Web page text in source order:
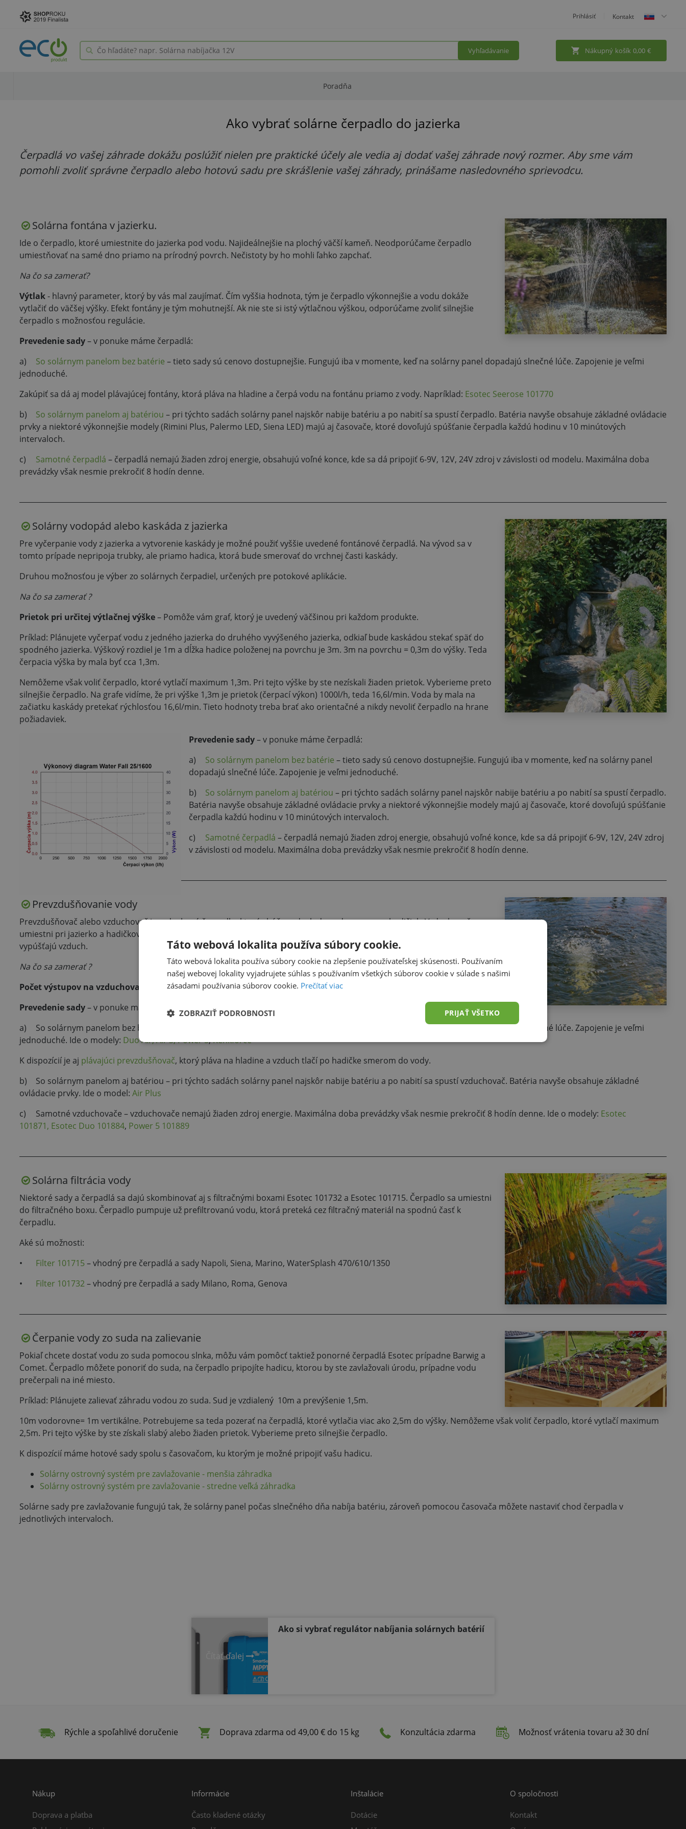
Prihlásiť Kontakt
Vyhľadávanie Nákupný košík 0,00 €
Poradňa
Ako vybrať solárne čerpadlo do jazierka
Čerpadlá vo vašej záhrade dokážu poslúžiť nielen pre praktické účely ale vedia aj dodať vašej záhrade nový rozmer. Aby sme vám
pomohli zvoliť správne čerpadlo alebo hotovú sadu pre skrášlenie vašej záhrady, prinášame nasledovného sprievodcu.
Solárna fontána v jazierku.
Ide o čerpadlo, ktoré umiestnite do jazierka pod vodu. Najideálnejšie na plochý väčší kameň. Neodporúčame čerpadlo
umiestňovať na samé dno priamo na prírodný povrch. Nečistoty by ho mohli ľahko zapchať.
Na čo sa zamerať?
Výtlak- hlavný parameter, ktorý by vás mal zaujímať. Čím vyššia hodnota, tým je čerpadlo výkonnejšie a vodu dokáže
vytlačiť do väčšej výšky. Efekt fontány je tým mohutnejší. Ak nie ste si istý výtlačnou výškou, odporúčame zvoliť silnejšie
čerpadlo s možnosťou regulácie.
Prevedenie sady– v ponuke máme čerpadlá:
a)
So solárnym panelom bez batérie – tieto sady sú cenovo dostupnejšie. Fungujú iba v momente, keď na solárny panel dopadajú slnečné lúče. Zapojenie je veľmi
jednoduché.
Zakúpiť sa dá aj model plávajúcej fontány, ktorá pláva na hladine a čerpá vodu na fontánu priamo z vody. Napríklad: Esotec Seerose 101770
b)
So solárnym panelom aj batériou – pri týchto sadách solárny panel najskôr nabije batériu a po nabití sa spustí čerpadlo. Batéria navyše obsahuje základné ovládacie
prvky a niektoré výkonnejšie modely (Rimini Plus, Palermo LED, Siena LED) majú aj časovače, ktoré dovoľujú spúšťanie čerpadla každú hodinu v 10 minútových
intervaloch.
c)
Samotné čerpadlá – čerpadlá nemajú žiaden zdroj energie, obsahujú voľné konce, kde sa dá pripojiť 6-9V, 12V, 24V zdroj v závislosti od modelu. Maximálna doba
prevádzky však nesmie prekročiť 8 hodín denne.
Solárny vodopád alebo kaskáda z jazierka
Pre vyčerpanie vody z jazierka a vytvorenie kaskády je možné použiť vyššie uvedené fontánové čerpadlá. Na vývod sa v
tomto prípade nepripoja trubky, ale priamo hadica, ktorá bude smerovať do vrchnej časti kaskády.
Druhou možnosťou je výber zo solárnych čerpadiel, určených pre potokové aplikácie.
Na čo sa zamerať ?
Prietok pri určitej výtlačnej výške– Pomôže vám graf, ktorý je uvedený väčšinou pri každom produkte.
Príklad: Plánujete vyčerpať vodu z jedného jazierka do druhého vyvýšeného jazierka, odkiaľ bude kaskádou stekať späť do
spodného jazierka. Výškový rozdiel je 1m a dĺžka hadice položenej na povrchu je 3m. 3m na povrchu = 0,3m do výšky. Teda
čerpacia výška by mala byť cca 1,3m.
Nemôžeme však voliť čerpadlo, ktoré vytlačí maximum 1,3m. Pri tejto výške by ste nezískali žiaden prietok. Vyberieme preto
silnejšie čerpadlo. Na grafe vidíme, že pri výške 1,3m je prietok (čerpací výkon) 1000l/h, teda 16,6l/min. Voda by mala na
začiatku kaskády pretekať rýchlosťou 16,6l/min. Tieto hodnoty treba brať ako orientačné a nikdy nevoliť čerpadlo na hrane
požiadaviek.
Prevedenie sady– v ponuke máme čerpadlá:
a)
So solárnym panelom bez batérie – tieto sady sú cenovo dostupnejšie. Fungujú iba v momente, keď na solárny panel
dopadajú slnečné lúče. Zapojenie je veľmi jednoduché.
b)
So solárnym panelom aj batériou – pri týchto sadách solárny panel najskôr nabije batériu a po nabití sa spustí čerpadlo.
Batéria navyše obsahuje základné ovládacie prvky a niektoré výkonnejšie modely majú aj časovače, ktoré dovoľujú spúšťanie
čerpadla každú hodinu v 10 minútových intervaloch.
c)
Samotné čerpadlá – čerpadlá nemajú žiaden zdroj energie, obsahujú voľné konce, kde sa dá pripojiť 6-9V, 12V, 24V zdroj
v závislosti od modelu. Maximálna doba prevádzky však nesmie prekročiť 8 hodín denne.
Prevzdušňovanie vody
Prevzdušňovač alebo vzduchovač je vzduchové čerpadlo, ktoré vháňa vzduch do vody pomocou hadičiek. Vzduchovač sa
umiestni pri jazierko a hadičkové vývody sa umiestnia do jazierka pod vodu. Hadičkové vývody sú ukončené chrličmi, ktoré
vypúšťajú vzduch.
Na čo sa zamerať ?
Počet výstupov na vzduchovači
– čím viac výstupov, tým väčší rozsah jazierka sa dá pokryť okysličovaním
Prevedenie sady– v ponuke máme vzduchovače:
a)
So solárnym panelom bez batérie – tieto sady sú cenovo dostupnejšie. Fungujú iba v momente, keď na solárny panel dopadajú slnečné lúče. Zapojenie je veľmi
jednoduché. Ide o modely: Duo Air,Air S,Power 5,Renkforce
K dispozícií je aj plávajúci prevzdušňovač, ktorý pláva na hladine a vzduch tlačí po hadičke smerom do vody.
b)
So solárnym panelom aj batériou – pri týchto sadách solárny panel najskôr nabije batériu a po nabití sa spustí vzduchovač. Batéria navyše obsahuje základné
ovládacie prvky. Ide o model: Air Plus
c)
Samotné vzduchovače – vzduchovače nemajú žiaden zdroj energie. Maximálna doba prevádzky však nesmie prekročiť 8 hodín denne. Ide o modely: Esotec
101871, Esotec Duo 101884, Power 5 101889
Solárna filtrácia vody
Niektoré sady a čerpadlá sa dajú skombinovať aj s filtračnými boxami Esotec 101732 a Esotec 101715. Čerpadlo sa umiestni
do filtračného boxu. Čerpadlo pumpuje už prefiltrovanú vodu, ktorá preteká cez filtračný materiál na spodnú časť k
čerpadlu.
Aké sú možnosti:
•
Filter 101715 – vhodný pre čerpadlá a sady Napoli, Siena, Marino, WaterSplash 470/610/1350
•
Filter 101732– vhodný pre čerpadlá a sady Milano, Roma, Genova
Čerpanie vody zo suda na zalievanie
Pokiaľ chcete dostať vodu zo suda pomocou slnka, môžu vám pomôcť taktiež ponorné čerpadlá Esotec prípadne Barwig a
Comet. Čerpadlo môžete ponoriť do suda, na čerpadlo pripojíte hadicu, ktorou by ste zavlažovali úrodu, prípadne vodu
prečerpali na iné miesto.
Príklad: Plánujete zalievať záhradu vodou zo suda. Sud je vzdialený 10m a prevýšenie 1,5m.
10m vodorovne= 1m vertikálne. Potrebujeme sa teda pozerať na čerpadlá, ktoré vytlačia viac ako 2,5m do výšky. Nemôžeme však voliť čerpadlo, ktoré vytlačí maximum
2,5m. Pri tejto výške by ste získali slabý alebo žiaden prietok. Vyberieme preto silnejšie čerpadlo.
K dispozícií máme hotové sady spolu s časovačom, ku ktorým je možné pripojiť vašu hadicu.
Solárny ostrovný systém pre zavlažovanie - menšia záhradka
Solárny ostrovný systém pre zavlažovanie - stredne veľká záhradka
Solárne sady pre zavlažovanie fungujú tak, že solárny panel počas slnečného dňa nabíja batériu, zároveň pomocou časovača môžete nastaviť chod čerpadla v
jednotlivých intervaloch.
Čítať ďalej
Ako si vybrať regulátor nabíjania solárnych batérií
Rýchle a spoľahlivé doručenie Doprava zdarma od 49,00 € do 15 kg Konzultácia zdarma Možnosť vrátenia tovaru až 30 dní
Nákup
Doprava a platba
Informácie
Často kladené otázky
Inštalácie
Dotácie
O spoločnosti
Kontakt
Táto webová lokalita používa súbory cookie.
Táto webová lokalita používa súbory cookie na zlepšenie používateľskej skúsenosti. Používaním
našej webovej lokality vyjadrujete súhlas s používaním všetkých súborov cookie v súlade s našimi
zásadami používania súborov cookie. Prečítať viac
PRIJAŤ VŠETKO
ZOBRAZIŤ PODROBNOSTI